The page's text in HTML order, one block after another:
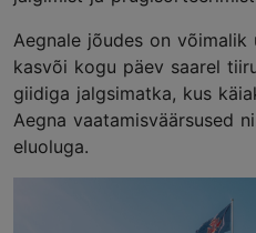
Aegnale jõudes on
kasvõi kogu päev saarel
giidiga jalgsimatka, kus
Aegna vaatamisväärsused
eluoluga.